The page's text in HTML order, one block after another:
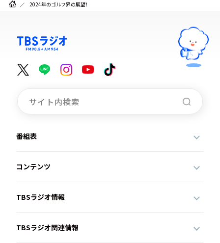
2024年のゴルフ界の展望！
番組表
コンテンツ
TBSラジオ情報
TBSラジオ関連情報